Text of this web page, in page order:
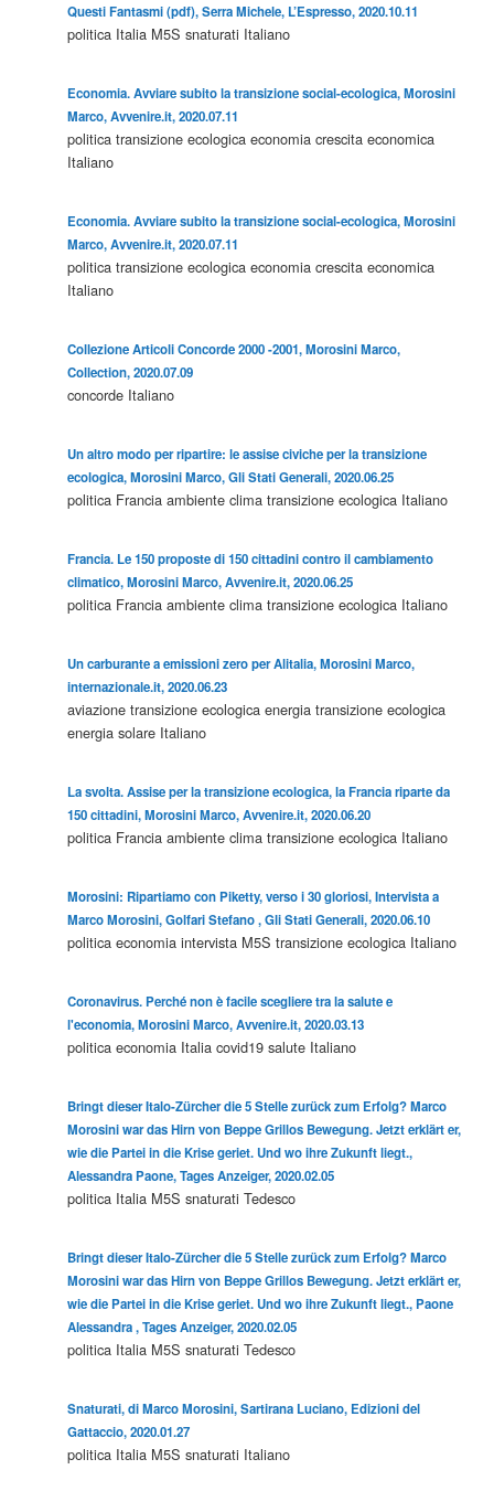
Questi Fantasmi (pdf), Serra Michele, L’Espresso, 2020.10.11
politica Italia M5S snaturati Italiano
Economia. Avviare subito la transizione social-ecologica, Morosini
Marco, Avvenire.it, 2020.07.11
politica transizione ecologica economia crescita economica
Italiano
Economia. Avviare subito la transizione social-ecologica, Morosini
Marco, Avvenire.it, 2020.07.11
politica transizione ecologica economia crescita economica
Italiano
Collezione Articoli Concorde 2000 -2001, Morosini Marco,
Collection, 2020.07.09
concorde Italiano
Un altro modo per ripartire: le assise civiche per la transizione
ecologica, Morosini Marco, Gli Stati Generali, 2020.06.25
politica Francia ambiente clima transizione ecologica Italiano
Francia. Le 150 proposte di 150 cittadini contro il cambiamento
climatico, Morosini Marco, Avvenire.it, 2020.06.25
politica Francia ambiente clima transizione ecologica Italiano
Un carburante a emissioni zero per Alitalia, Morosini Marco,
internazionale.it, 2020.06.23
aviazione transizione ecologica energia transizione ecologica
energia solare Italiano
La svolta. Assise per la transizione ecologica, la Francia riparte da
150 cittadini, Morosini Marco, Avvenire.it, 2020.06.20
politica Francia ambiente clima transizione ecologica Italiano
Morosini: Ripartiamo con Piketty, verso i 30 gloriosi, Intervista a
Marco Morosini, Golfari Stefano , Gli Stati Generali, 2020.06.10
politica economia intervista M5S transizione ecologica Italiano
Coronavirus. Perché non è facile scegliere tra la salute e
l'economia, Morosini Marco, Avvenire.it, 2020.03.13
politica economia Italia covid19 salute Italiano
Bringt dieser Italo-Zürcher die 5 Stelle zurück zum Erfolg? Marco
Morosini war das Hirn von Beppe Grillos Bewegung. Jetzt erklärt er,
wie die Partei in die Krise geriet. Und wo ihre Zukunft liegt.,
Alessandra Paone, Tages Anzeiger, 2020.02.05
politica Italia M5S snaturati Tedesco
Bringt dieser Italo-Zürcher die 5 Stelle zurück zum Erfolg? Marco
Morosini war das Hirn von Beppe Grillos Bewegung. Jetzt erklärt er,
wie die Partei in die Krise geriet. Und wo ihre Zukunft liegt., Paone
Alessandra , Tages Anzeiger, 2020.02.05
politica Italia M5S snaturati Tedesco
Snaturati, di Marco Morosini, Sartirana Luciano, Edizioni del
Gattaccio, 2020.01.27
politica Italia M5S snaturati Italiano